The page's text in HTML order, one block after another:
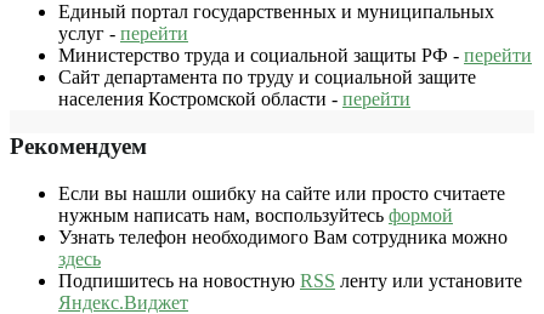
Единый портал государственных и муниципальных
услуг - перейти
Министерство труда и социальной защиты РФ - перейти
Сайт департамента по труду и социальной защите
населения Костромской области - перейти
Рекомендуем
Если вы нашли ошибку на сайте или просто считаете
нужным написать нам, воспользуйтесь формой
Узнать телефон необходимого Вам сотрудника можно
здесь
Подпишитесь на новостную RSS ленту или установите
Яндекс.Виджет